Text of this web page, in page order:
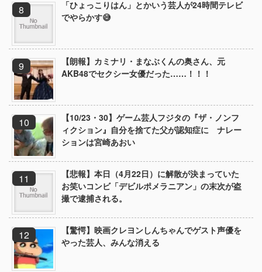
「ひょっこりはん」とかいう芸人が24時間テレビ
でやらかす😅
【朗報】カミナリ・まなぶくんの奥さん、元
AKB48でセクシー女優だった……！！！
【10/23・30】ゲーム芸人フジタの『ザ・ノンフ
ィクション』自分を捨てた父が認知症に ナレー
ションは宮崎あおい
【悲報】本日（4月22日）に解散が決まっていた
お笑いコンビ「デビルポメラニアン」の末次が盗
撮で逮捕される。
【驚愕】映画クレヨンしんちゃんでゲスト声優を
やった芸人、みんな消える